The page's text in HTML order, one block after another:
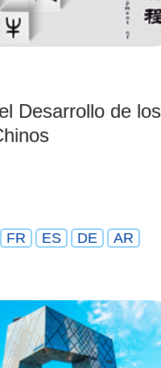
Desarrollo de los
FR ES DE AR